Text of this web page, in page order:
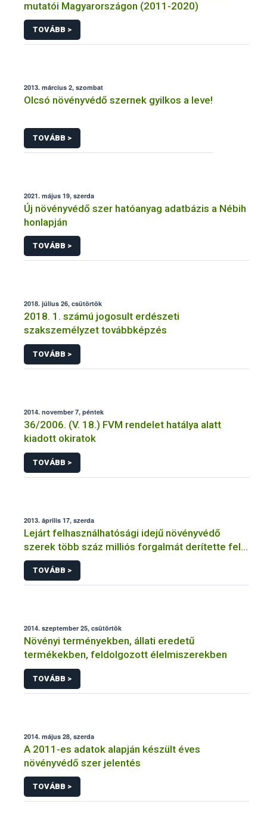
mutatói Magyarországon (2011-2020)
TOVÁBB >
2013. március 2, szombat
Olcsó növényvédő szernek gyilkos a leve!
TOVÁBB >
2021. május 19, szerda
Új növényvédő szer hatóanyag adatbázis a Nébih
honlapján
TOVÁBB >
2018. július 26, csütörtök
2018. 1. számú jogosult erdészeti
szakszemélyzet továbbképzés
TOVÁBB >
2014. november 7, péntek
36/2006. (V. 18.) FVM rendelet hatálya alatt
kiadott okiratok
TOVÁBB >
2013. április 17, szerda
Lejárt felhasználhatósági idejű növényvédő
szerek több száz milliós forgalmát derítette fel a
NÉBIH
TOVÁBB >
2014. szeptember 25, csütörtök
Növényi terményekben, állati eredetű
termékekben, feldolgozott élelmiszerekben
TOVÁBB >
2014. május 28, szerda
A 2011-es adatok alapján készült éves
növényvédő szer jelentés
TOVÁBB >